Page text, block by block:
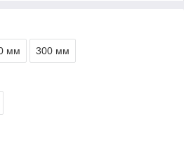
мм 300 мм